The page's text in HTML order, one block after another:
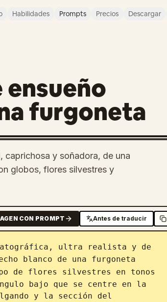
Habilidades Prompts Precios Descargar
ensueño
furgoneta
caprichosa y soñadora, de una
globos, flores silvestres y
CON PROMPT Antes de traducir
ultra realista y de
blanco de una furgoneta
de flores silvestres en tonos
bajo que se centre en la
y la sección del